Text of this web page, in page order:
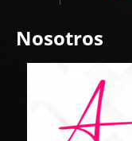
Nosotros